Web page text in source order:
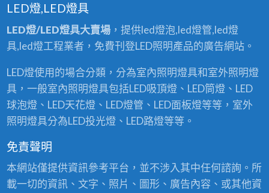
LED燈,LED燈具
LED燈/LED燈具大賣場，提供led燈泡,led燈管,led燈
具,led燈工程業者，免費刊登LED照明產品的廣告網站。
LED燈使用的場合分類，分為室內照明燈具和室外照明燈
具，一般室內照明燈具包括LED吸頂燈、LED筒燈、LED
球泡燈、LED天花燈、LED燈管、LED面板燈等等，室外
照明燈具分為LED投光燈、LED路燈等等。
免責聲明
本網站僅提供資訊參考平台，並不涉入其中任何諮詢。所
載一切的資訊、文字、照片、圖形、廣告內容、或其他資